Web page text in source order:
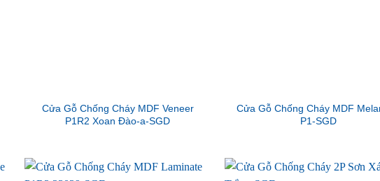
Cửa Gỗ Chống Cháy MDF Veneer
P1R2 Xoan Đào-a-SGD
Cửa Gỗ Chống Cháy MDF
P1-SGD